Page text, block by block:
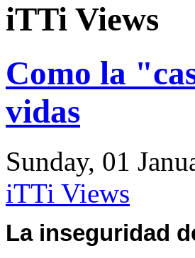
iTTi Views
Como la
vidas
Sunday, 01
iTTi Views
La inseguridad